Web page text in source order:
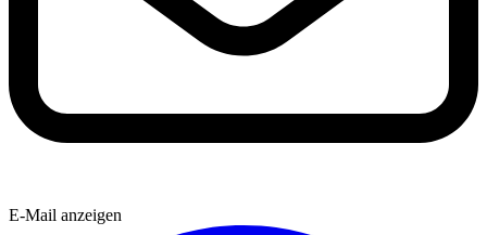
E-Mail anzeigen